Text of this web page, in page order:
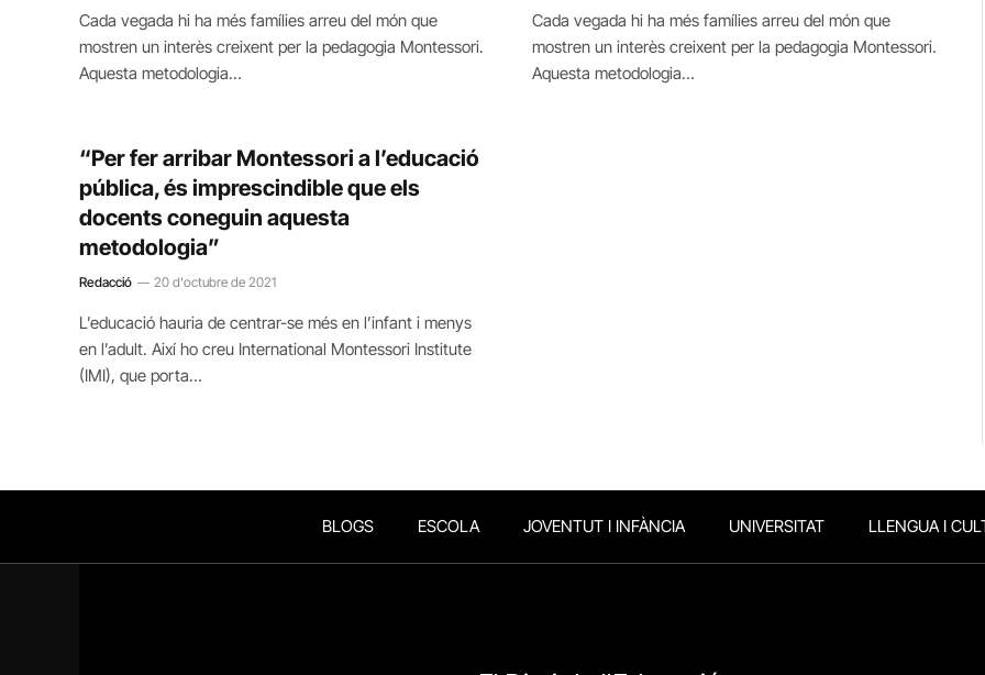
Cada vegada hi ha més famílies arreu del món que
mostren un interès creixent per la pedagogia Montessori.
Aquesta metodologia…
Cada vegada hi ha més famílies arreu del món que
mostren un interès creixent per la pedagogia Montessori.
Aquesta metodologia…
“Per fer arribar Montessori a l’educació
pública, és imprescindible que els
docents coneguin aquesta
metodologia”
Redacció 20 d'octubre de 2021
L’educació hauria de centrar-se més en l’infant i menys
en l’adult. Així ho creu International Montessori Institute
(IMI), que porta…
BLOGS ESCOLA JOVENTUT I INFÀNCIA UNIVERSITAT LLENGUA I